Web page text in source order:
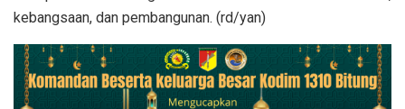
kebangsaan, dan pembangunan. (rd/yan)